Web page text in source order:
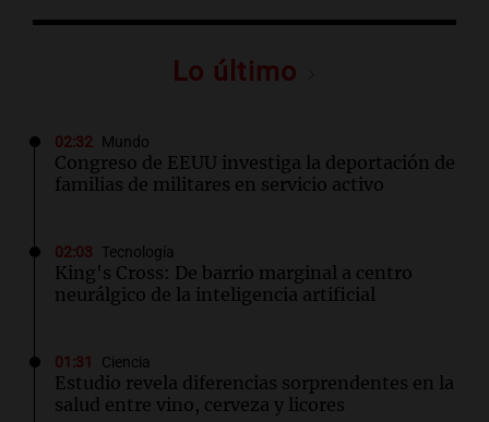
Lo último
02:32 Mundo
Congreso de EEUU investiga la deportación de
familias de militares en servicio activo
02:03 Tecnología
King's Cross: De barrio marginal a centro
neurálgico de la inteligencia artificial
01:31 Ciencia
Estudio revela diferencias sorprendentes en la
salud entre vino, cerveza y licores